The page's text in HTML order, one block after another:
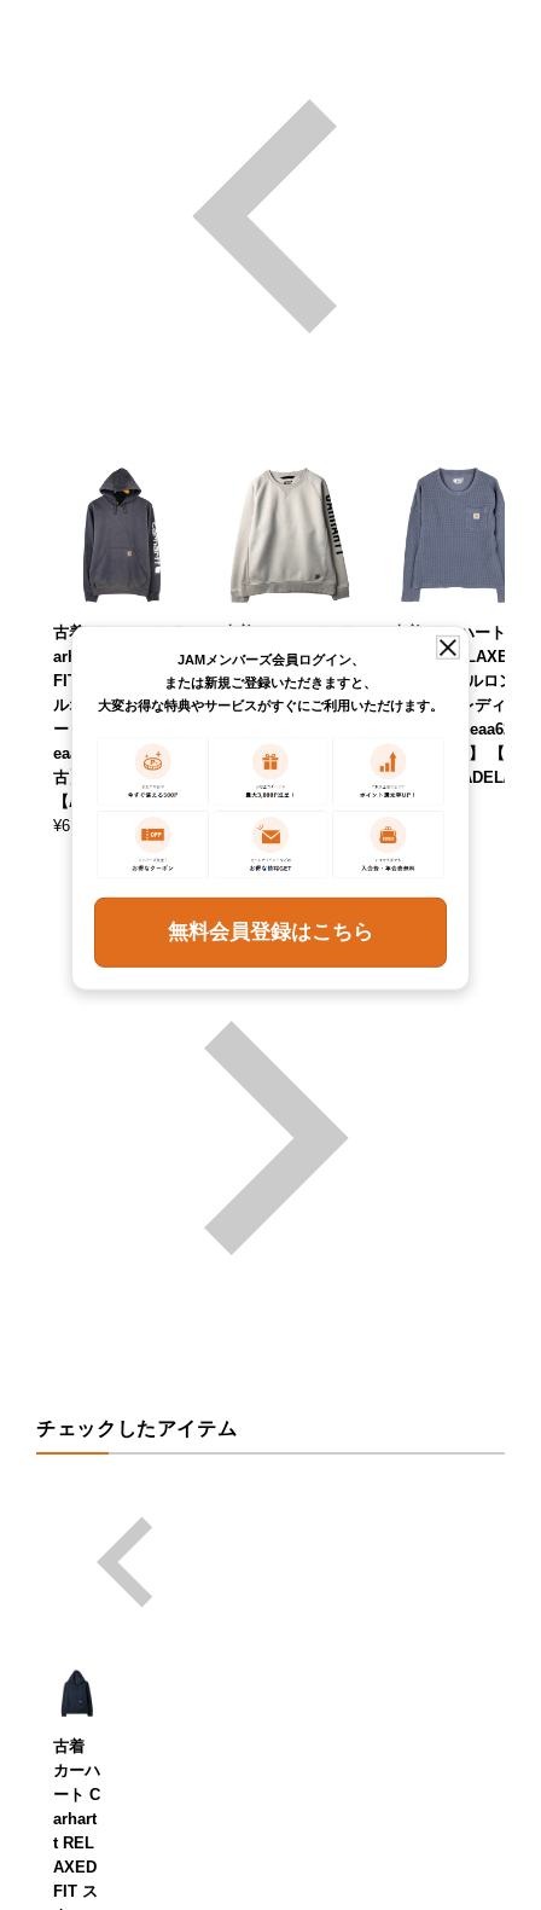
古着 カーハート C
arhartt ORIGINAL
FIT スウェットプ
ルオーバーパーカ
ー メンズXS相当 /
eaa620584 【中
古】 【260530】
【ADEL/アデル】
¥6,490
古着 カーハート C
arhartt RELAXED
FIT ロゴスウェッ
トシャツ トレーナ
当 /eaa635532
8】 【ADEL/アデ
6,490
古着 カーハート C
arhartt RELAXED
FIT サーマルロンT
ワッフル レディー
スXS相当 /eaa629
167 【中古】 【26
0403】 【ADEL/ア
デル】
¥
チェックしたアイテム
古着
カーハ
ート C
arhart
t REL
AXED
FIT ス
JAMメンバーズ会員ログイン、
または新規ご登録いただきますと、
大変お得な特典やサービスがすぐにご利用いただけます。
無料会員登録はこちら